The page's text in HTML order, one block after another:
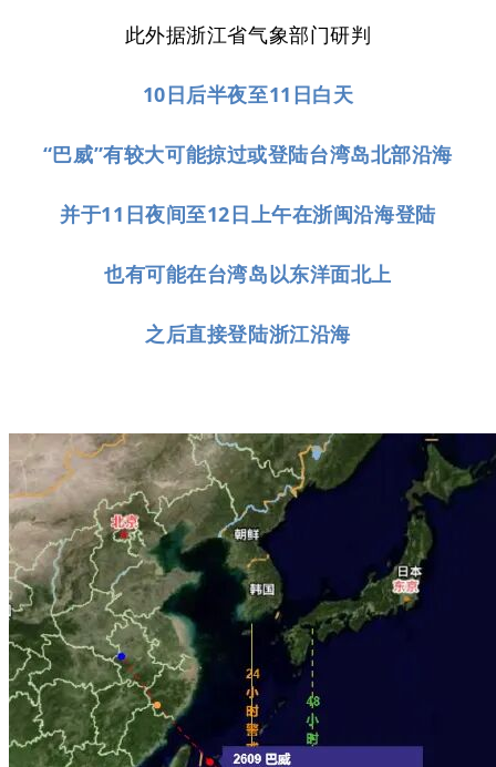
此外据浙江省气象部门研判
10日后半夜至11日白天
“巴威”有较大可能掠过或登陆台湾岛北部沿海
并于11日夜间至12日上午在浙闽沿海登陆
也有可能在台湾岛以东洋面北上
之后直接登陆浙江沿海